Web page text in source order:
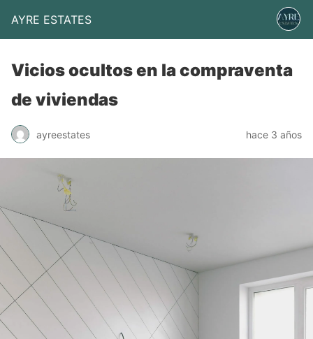
AYRE ESTATES
Vicios ocultos en la compraventa
de viviendas
ayreestates hace 3 años